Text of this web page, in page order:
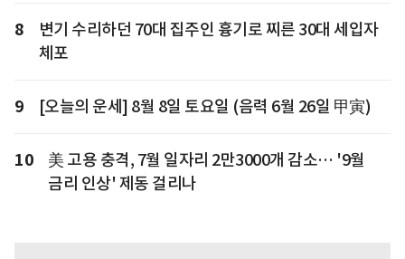
8
변기 수리하던 70대 집주인 흉기로 찌른 30대 세입자
체포
9 [오늘의 운세] 8월 8일 토요일 (음력 6월 26일 甲寅)
10
美 고용 충격, 7월 일자리 2만3000개 감소… '9월
금리 인상' 제동 걸리나